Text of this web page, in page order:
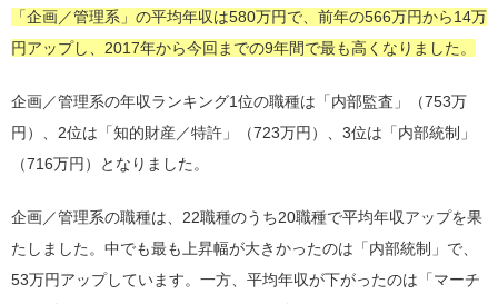
「企画／管理系」の平均年収は580万円で、前年の566万円から14万
円アップし、2017年から今回までの9年間で最も高くなりました。
企画／管理系の年収ランキング1位の職種は「内部監査」（753万
円）、2位は「知的財産／特許」（723万円）、3位は「内部統制」
（716万円）となりました。
企画／管理系の職種は、22職種のうち20職種で平均年収アップを果
たしました。中でも最も上昇幅が大きかったのは「内部統制」で、
53万円アップしています。一方、平均年収が下がったのは「マーチ